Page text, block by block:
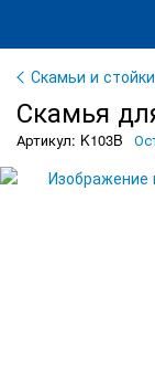
Скамьи и стойки
Скамья
Артикул: K103B